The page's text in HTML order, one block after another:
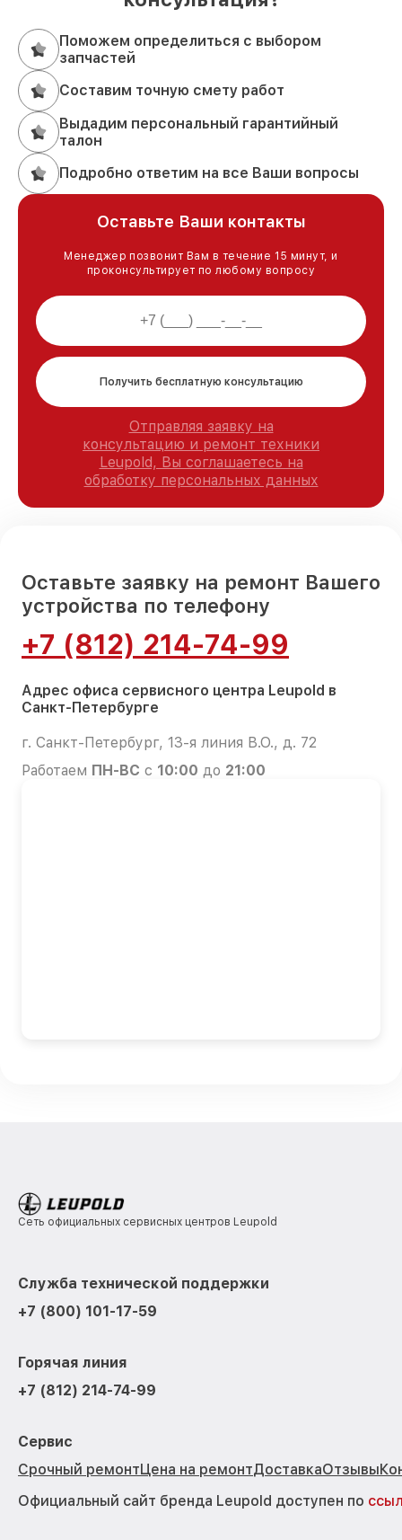
Поможем определиться с выбором
запчастей
Составим точную смету работ
Выдадим персональный гарантийный
талон
Подробно ответим на все Ваши вопросы
Оставьте Ваши контакты
Менеджер позвонит Вам в течение 15 минут, и
проконсультирует по любому вопросу
Получить бесплатную консультацию
Отправляя заявку на
консультацию и ремонт техники
Leupold, Вы соглашаетесь на
обработку персональных данных
Оставьте заявку на ремонт Вашего
устройства по телефону
+7 (812) 214-74-99
Адрес офиса сервисного центра Leupold в
Санкт-Петербурге
г. Санкт-Петербург, 13-я линия В.О., д. 72
Работаем ПН-ВС с 10:00 до 21:00
Сеть официальных сервисных центров Leupold
Служба технической поддержки
+7 (800) 101-17-59
Горячая линия
+7 (812) 214-74-99
Сервис
Срочный ремонтЦена на ремонтДоставкаОтзывы
Официальный сайт бренда Leupold доступен по